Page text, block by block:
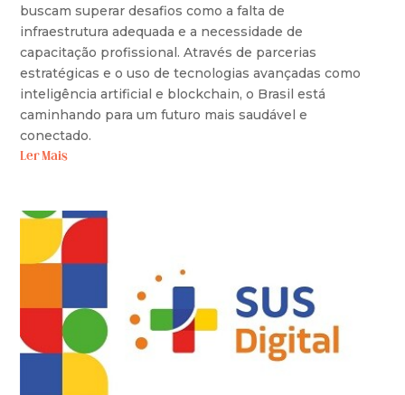
buscam superar desafios como a falta de
infraestrutura adequada e a necessidade de
capacitação profissional. Através de parcerias
estratégicas e o uso de tecnologias avançadas como
inteligência artificial e blockchain, o Brasil está
caminhando para um futuro mais saudável e
conectado.
Ler Mais